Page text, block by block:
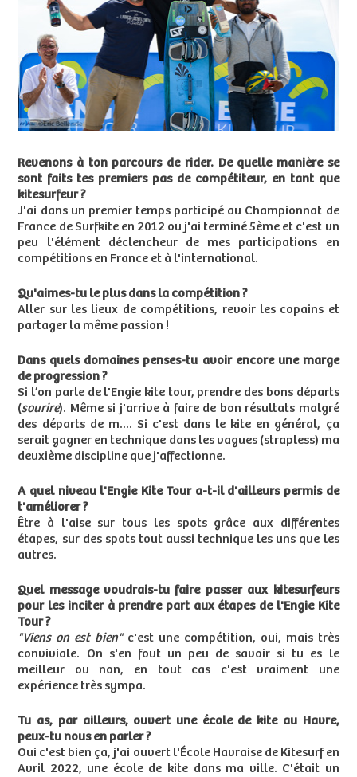
Revenons à ton parcours de rider. De quelle manière se
sont faits tes premiers pas de compétiteur, en tant que
kitesurfeur ?
J'ai dans un premier temps participé au Championnat de
France de Surfkite en 2012 ou j'ai terminé 5ème et c'est un
peu l'élément déclencheur de mes participations en
compétitions en France et à l'international.
Qu'aimes-tu le plus dans la compétition ?
Aller sur les lieux de compétitions, revoir les copains et
partager la même passion !
Dans quels domaines penses-tu avoir encore une marge
de progression ?
Si l’on parle de l'Engie kite tour, prendre des bons départs
(sourire). Même si j'arrive à faire de bon résultats malgré
des départs de m.... Si c'est dans le kite en général, ça
serait gagner en technique dans les vagues (strapless) ma
deuxième discipline que j'affectionne.
A quel niveau l'Engie Kite Tour a-t-il d'ailleurs permis de
t'améliorer ?
Être à l'aise sur tous les spots grâce aux différentes
étapes, sur des spots tout aussi technique les uns que les
autres.
Quel message voudrais-tu faire passer aux kitesurfeurs
pour les inciter à prendre part aux étapes de l'Engie Kite
Tour ?
"Viens on est bien" c'est une compétition, oui, mais très
conviviale. On s'en fout un peu de savoir si tu es le
meilleur ou non, en tout cas c'est vraiment une
expérience très sympa.
Tu as, par ailleurs, ouvert une école de kite au Havre,
peux-tu nous en parler ?
Oui c'est bien ça, j'ai ouvert l'École Havraise de Kitesurf en
Avril 2022, une école de kite dans ma ville. C'était un